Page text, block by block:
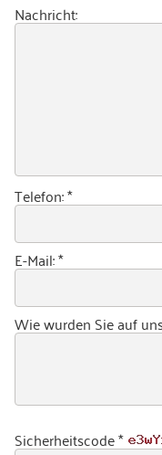
Nachricht:
Telefon:*
E-Mail:*
Wie wurden Sie auf
Sicherheitscode*